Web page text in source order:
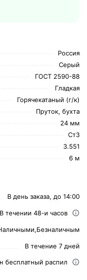
Россия
Серый
ГОСТ 2590-88
Гладкая
Горячекатаный (г/к)
Пруток, бухта
24 мм
Ст3
3.551
6 м
В день заказа, до 14:00
В течении 48-и часов
Безналичным
В течение 7 дней
бесплатный распил